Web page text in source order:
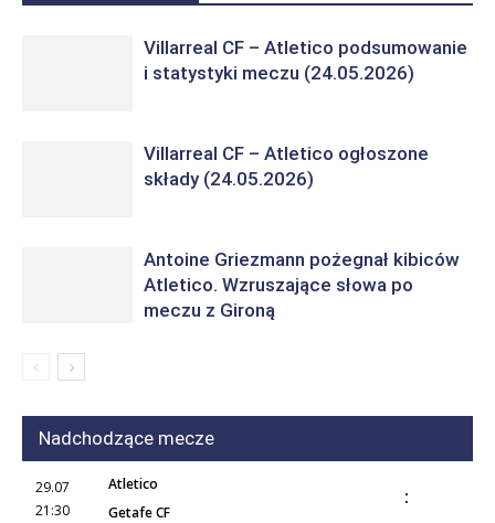
Villarreal CF – Atletico podsumowanie
i statystyki meczu (24.05.2026)
Villarreal CF – Atletico ogłoszone
składy (24.05.2026)
Antoine Griezmann pożegnał kibiców
Atletico. Wzruszające słowa po
meczu z Gironą
Nadchodzące mecze
29.07
21:30
Atletico
Getafe CF
: